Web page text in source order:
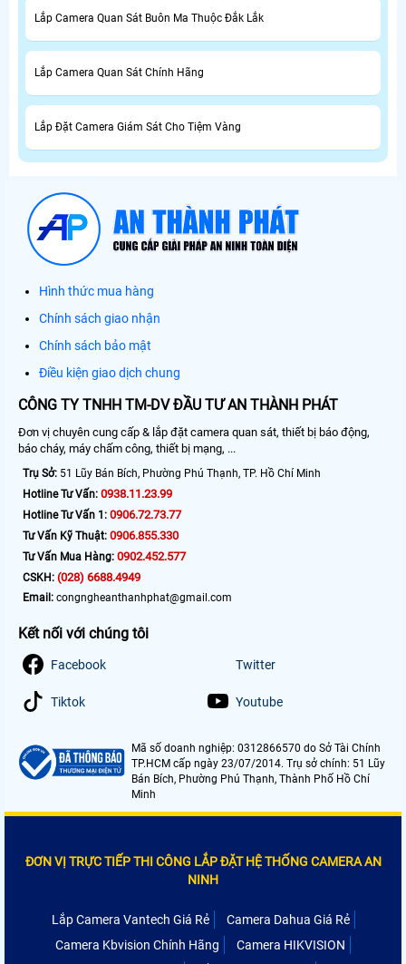
Lắp Camera Quan Sát Buôn Ma Thuộc Đắk Lắk
Lắp Camera Quan Sát Chính Hãng
Lắp Đặt Camera Giám Sát Cho Tiệm Vàng
Hình thức mua hàng
Chính sách giao nhận
Chính sách bảo mật
Điều kiện giao dịch chung
CÔNG TY TNHH TM-DV ĐẦU TƯ AN THÀNH PHÁT
Đơn vị chuyên cung cấp & lắp đặt camera quan sát, thiết bị báo động,
báo cháy, máy chấm công, thiết bị mạng, ...
Trụ Sở: 51 Lũy Bán Bích, Phường Phú Thạnh, TP. Hồ Chí Minh
Hotline Tư Vấn: 0938.11.23.99
Hotline Tư Vấn 1: 0906.72.73.77
Tư Vấn Kỹ Thuật: 0906.855.330
Tư Vấn Mua Hàng: 0902.452.577
CSKH: (028) 6688.4949
Email: congngheanthanhphat@gmail.com
Kết nối với chúng tôi
Facebook Twitter
Tiktok Youtube
Mã số doanh nghiệp: 0312866570 do Sở Tài Chính
TP.HCM cấp ngày 23/07/2014. Trụ sở chính: 51 Lũy
Bán Bích, Phường Phú Thạnh, Thành Phố Hồ Chí
Minh
ĐƠN VỊ TRỰC TIẾP THI CÔNG LẮP ĐẶT HỆ THỐNG CAMERA AN
NINH
Lắp Camera Vantech Giá Rẻ
Camera Dahua Giá Rẻ
Camera Kbvision Chính Hãng
Camera HIKVISION